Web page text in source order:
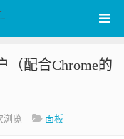
（配合Chrome的
浏览 面板